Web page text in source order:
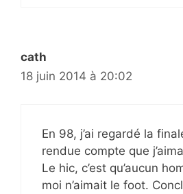
cath
18 juin 2014 à 20:02
En 98, j’ai regardé la
rendue compte que
Le hic, c’est qu’aucun
moi n’aimait le foot.